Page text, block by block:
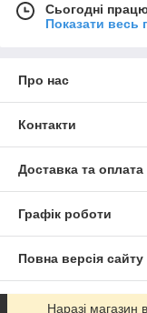
Сьогодні
Показати весь
Про нас
Контакти
Доставка та оплата
Графік роботи
Повна версія сайту
Сайт створено на
Наразі магазин